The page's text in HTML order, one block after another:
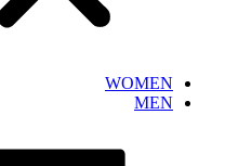
WOMEN
MEN